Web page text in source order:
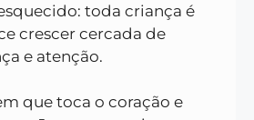
toda criança é
crescer cercada de
e atenção.
que toca o coração e